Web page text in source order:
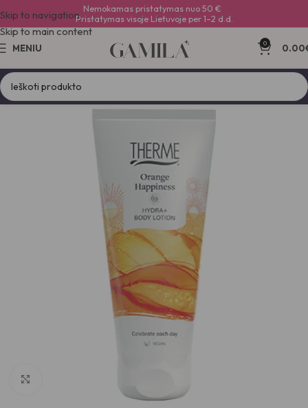
Skip to navigation
Skip to main content
Nemokamas pristatymas nuo 50 €
Pristatymas visoje Lietuvoje per 1–2 d.d.
MENIU 0 0.00